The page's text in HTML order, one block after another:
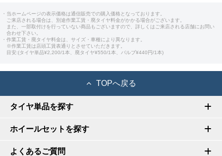
・当ホームページの表示価格は通信販売での購入価格となっております。
ご来店される場合は、別途作業工賃・廃タイヤ料金がかかる場合がございます。
また、一部取付けを行っていない商品もございますので、詳しくはご来店される店舗にお問い
合わせ下さい。
・作業工賃・廃タイヤ料金は、サイズ・車種により異なります。
※作業工賃は店頭工賃表通りとさせていただきます。
目安:(タイヤ単品¥2,200/1本、廃タイヤ¥550/1本、バルブ¥440円/1本)
TOPへ戻る
タイヤ単品を探す
ホイールセットを探す
よくあるご質問